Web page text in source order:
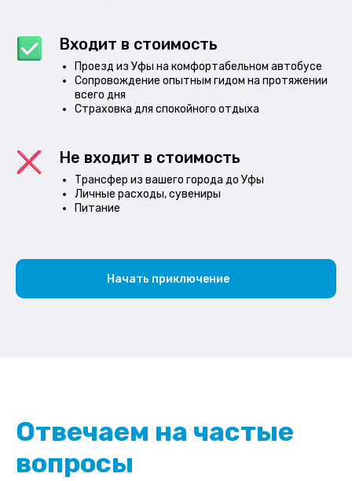
Входит в стоимость
Проезд из Уфы на комфортабельном автобусе
Сопровождение опытным гидом на протяжении
всего дня
Страховка для спокойного отдыха
Не входит в стоимость
Трансфер из вашего города до Уфы
Личные расходы, сувениры
Питание
Начать приключение
Отвечаем на частые
вопросы